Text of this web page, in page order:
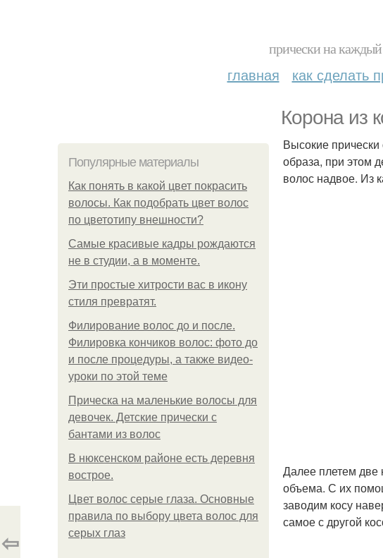
прически на каждый
главная как сделать
Корона из
Популярные материалы
Как понять в какой цвет покрасить
волосы. Как подобрать цвет волос
по цветотипу внешности?
Самые красивые кадры рождаются
не в студии, а в моменте.
Эти простые хитрости вас в икону
стиля превратят.
Филирование волос до и после.
Филировка кончиков волос: фото до
и после процедуры, а также видео-
уроки по этой теме
Прическа на маленькие волосы для
девочек. Детские прически с
бантами из волос
В нюксенском районе есть деревня
вострое.
Цвет волос серые глаза. Основные
правила по выбору цвета волос для
серых глаз
Высокие
образа, при этом
волос надвое. Из
Далее плетем две
объема. С их
заводим косу
самое с другой
⇦